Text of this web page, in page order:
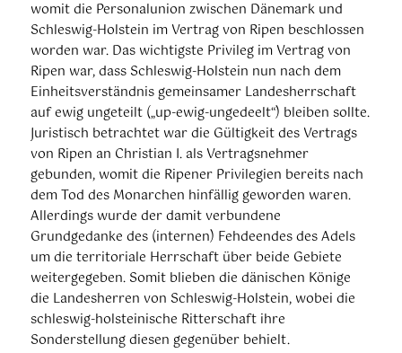
womit die Personalunion zwischen Dänemark und
Schleswig-Holstein im Vertrag von Ripen beschlossen
worden war. Das wichtigste Privileg im Vertrag von
Ripen war, dass Schleswig-Holstein nun nach dem
Einheitsverständnis gemeinsamer Landesherrschaft
auf ewig ungeteilt („up-ewig-ungedeelt“) bleiben sollte.
Juristisch betrachtet war die Gültigkeit des Vertrags
von Ripen an Christian I. als Vertragsnehmer
gebunden, womit die Ripener Privilegien bereits nach
dem Tod des Monarchen hinfällig geworden waren.
Allerdings wurde der damit verbundene
Grundgedanke des (internen) Fehdeendes des Adels
um die territoriale Herrschaft über beide Gebiete
weitergegeben. Somit blieben die dänischen Könige
die Landesherren von Schleswig-Holstein, wobei die
schleswig-holsteinische Ritterschaft ihre
Sonderstellung diesen gegenüber behielt.